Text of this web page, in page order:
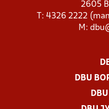
2605
T: 4326 2222
M:
DBU